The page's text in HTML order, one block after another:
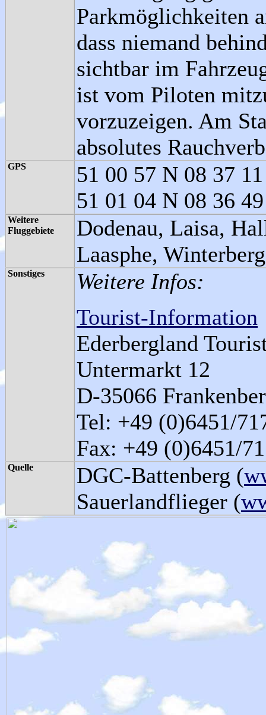
Parkmöglichkeiten
dass niemand
sichtbar im
ist vom Piloten
vorzuzeigen. Am
absolutes
GPS
51 00 57 N 08 37
51 01 04 N 08 36
Weitere
Fluggebiete
Dodenau, Laisa,
Laasphe,
Sonstiges
Weitere Infos:
Tourist-Information
Ederbergland
Untermarkt 12
D-35066
Tel: +49 (0)6451/
Fax: +49 (0)6451/
Quelle DGC-Battenberg (
Sauerlandflieger (